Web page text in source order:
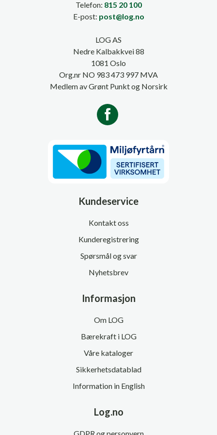
Telefon: 815 20 100
E-post: post@log.no
LOG AS
Nedre Kalbakkvei 88
1081 Oslo
Org.nr NO 983 473 997 MVA
Medlem av Grønt Punkt og Norsirk
Kundeservice
Kontakt oss
Kunderegistrering
Spørsmål og svar
Nyhetsbrev
Informasjon
Om LOG
Bærekraft i LOG
Våre kataloger
Sikkerhetsdatablad
Information in English
Log.no